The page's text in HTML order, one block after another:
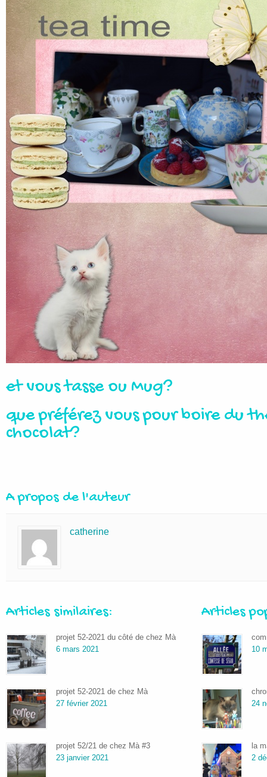
et vous tasse ou Mug?
que préférez vous pour boire du
chocolat?
A propos de l'auteur
catherine
Articles similaires:
projet 52-2021 du côté de chez Mà
6 mars 2021
projet 52-2021 de chez Mà
27 février 2021
projet 52/21 de chez Mà #3
23 janvier 2021
Articles
10
24
la
2